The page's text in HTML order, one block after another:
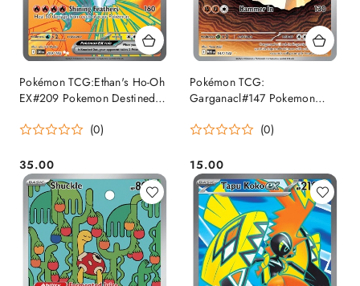
Pokémon TCG:Ethan's Ho-Oh
EX#209 Pokemon Destined
(0)
Cena:
35.00
Pokémon TCG:
Garganacl#147 Pokemon
(0)
Cena:
15.00